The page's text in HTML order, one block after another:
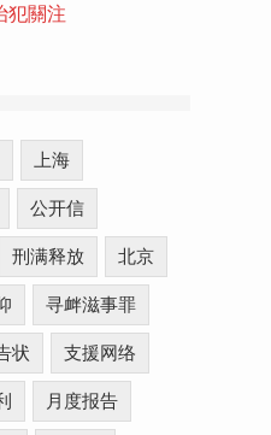
犯關注
上海
公开信
刑满释放 北京
寻衅滋事罪
状 支援网络
月度报告